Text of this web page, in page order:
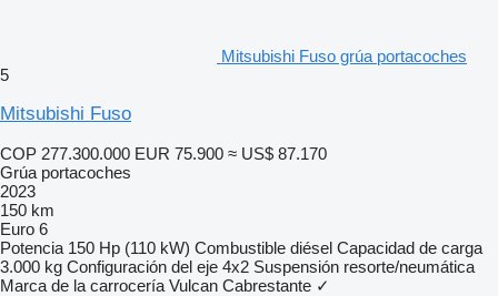
Mitsubishi Fuso grúa portacoches
5
Mitsubishi Fuso
COP 277.300.000 EUR 75.900 ≈ US$ 87.170
Grúa portacoches
2023
150 km
Euro 6
Potencia 150 Hp (110 kW) Combustible diésel Capacidad de carga
3.000 kg Configuración del eje 4x2 Suspensión resorte/neumática
Marca de la carrocería Vulcan Cabrestante ✓